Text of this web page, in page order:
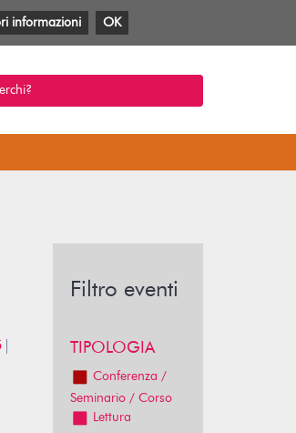
YouTube
Anobii
SBTMlol
Filtro eventi
TIPOLOGIA
Conferenza /
Seminario / Corso
Lettura
informazioni OK